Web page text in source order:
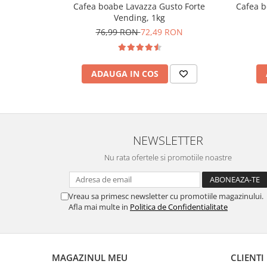
Cafea boabe Lavazza Gusto Forte
Vending, 1kg
76,99 RON72,49 RON
ADAUGA IN COS
Cafea
NEWSLETTER
Nu rata ofertele si promotiile noastre
Vreau sa primesc newsletter cu promotiile magazinului.
Afla mai multe in Politica de Confidentialitate
MAGAZINUL MEU CLIENTI